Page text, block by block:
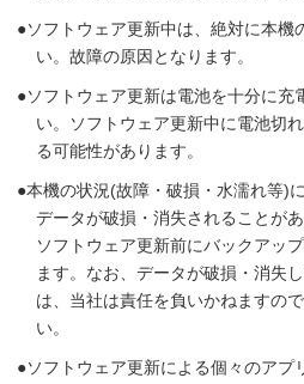
ソフトウェア更新中は、絶対に本機
い。故障の原因となります。
ソフトウェア更新は電池を十分に充
い。ソフトウェア更新中に電池切
る可能性があります。
本機の状況(故障・破損・水濡れ等)
データが破損・消失されることが
ソフトウェア更新前にバックアッ
ます。なお、データが破損・消失
は、当社は責任を負いかねますの
い。
ソフトウェア更新による個々のアプ